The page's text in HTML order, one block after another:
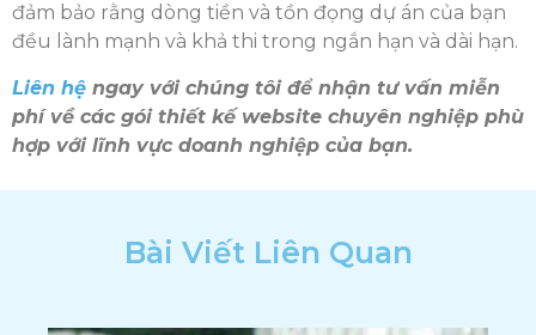
đảm bảo rằng dòng tiền và tồn đọng dự án của bạn
đều lành mạnh và khả thi trong ngắn hạn và dài hạn.
Liên hệ ngay với chúng tôi để nhận tư vấn miễn
phí về các gói thiết kế website chuyên nghiệp phù
hợp với lĩnh vực doanh nghiệp của bạn.
Bài Viết Liên Quan